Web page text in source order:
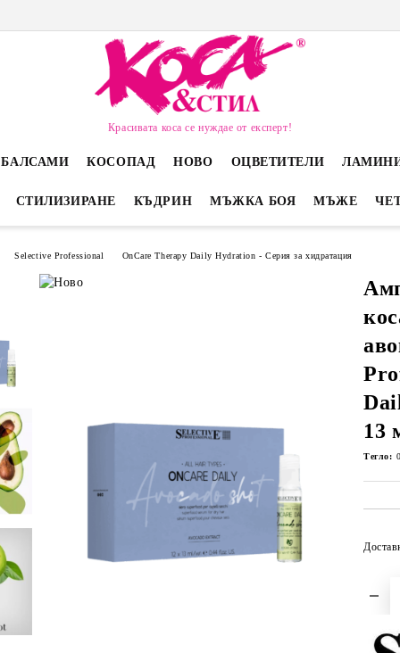
Красивата коса се нуждае от експерт!
КОСОПАД НОВО ОЦВЕТИТЕЛИ
СТИЛИЗИРАНЕ КЪДРИН МЪЖКА БОЯ МЪЖЕ
Selective Professional OnCare Therapy Daily Hydration - Серия за хидратация
13
Тегло: